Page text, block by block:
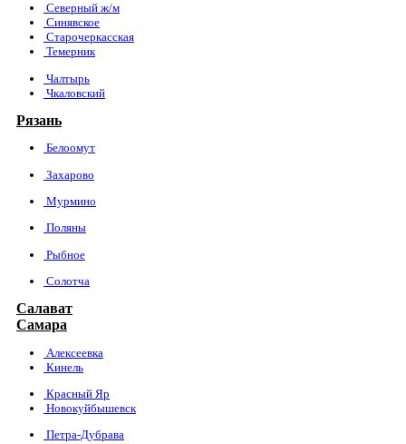
Северный ж/м
Синявское
Старочеркасская
Темерник
Чалтырь
Чкаловский
Рязань
Белоомут
Захарово
Мурмино
Поляны
Рыбное
Солотча
Салават
Самара
Алексеевка
Кинель
Красный Яр
Новокуйбышевск
Петра-Дубрава